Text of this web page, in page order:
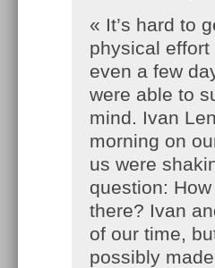
« It’s hard to
physical
even a few
were able to
mind. Ivan
morning on
us were
question:
there? Ivan
of our time,
possibly